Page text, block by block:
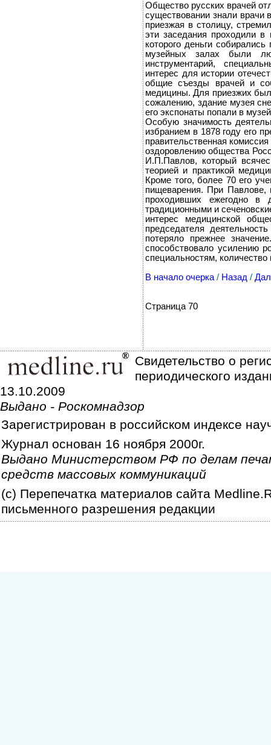
Общество русских врачей
существовании знали врачи
приезжая в столицу,
эти заседания проходили в
которого деньги
музейных залах были
инструментарий,
интерес для истории
общие съезды врачей и
медицины. Для приезжих
сожалению, здание музея
его экспонаты попали в
Особую значимость
избранием в 1878 году его
правительственная
оздоровлению общества
И.П.Павлов, который
теорией и практикой
Кроме того, более 70 его
пищеварения. При Павлове,
проходивших ежегодно в
традиционными и
интерес медицинской
председателя
потеряло прежнее
способствовало усилению
специальностям,
В начало очерка / Назад /
Страница 70
Свидетельство о
периодического
13.10.2009
Выдано - Роскомнадзор
Зарегистрирован в российском индексе
Журнал основан 16 ноября 2000г.
Выдано Министерством РФ по делам
средств массовых коммуникаций
(c) Перепечатка материалов сайта
письменного разрешения редакции